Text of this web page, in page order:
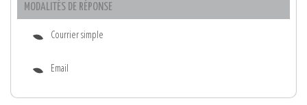
MODALITÉS DE RÉPONSE
Courrier simple
Email